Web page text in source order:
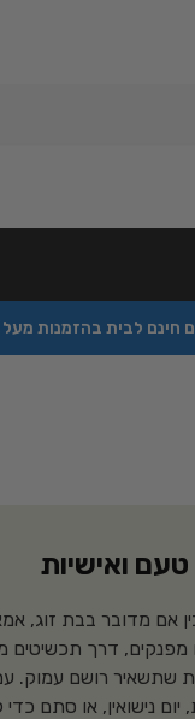
349₪ – הזמינו עכשיו באתר –
ואישיות
אם מדובר בבת זוג,
דרך תכשיטים
שתשאיר רושם עמוק.
נישואין, או סתם